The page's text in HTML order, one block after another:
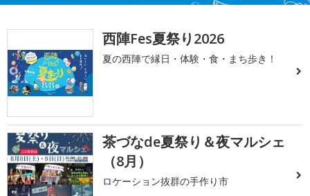
西陣Fes夏祭り2026
夏の西陣で縁日・体験・食・まち歩き！
茶づなde夏祭り＆夜マルシェ
（8月）
ロケーション抜群の手作り市